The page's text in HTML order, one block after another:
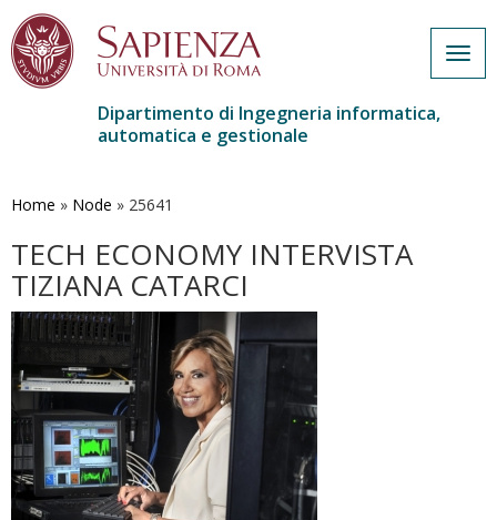
contenuto
Dipartimento di Ingegneria informatica,
automatica e gestionale
Home » Node » 25641
TECH ECONOMY INTERVISTA
TIZIANA CATARCI